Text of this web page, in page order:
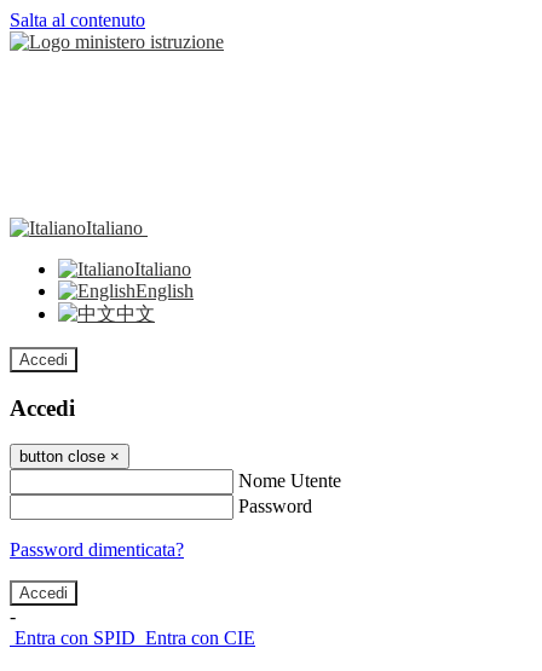
Salta al contenuto
Italiano
Italiano
English
中文
Accedi
Accedi
button close ×
Nome Utente
Password
Password dimenticata?
-
Entra con SPID Entra con CIE